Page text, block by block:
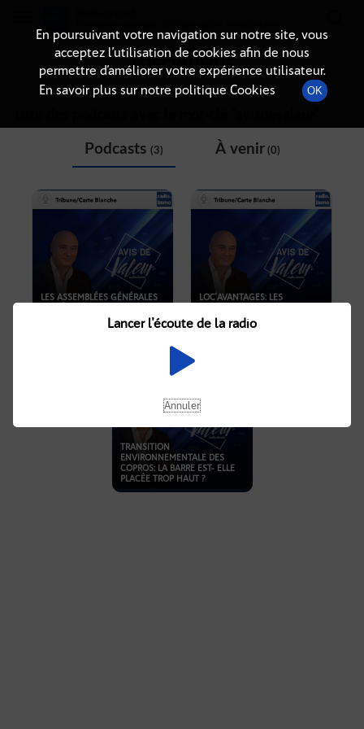
THÉMATIQUE
Podcasts (3) À venir(0)
LES ASSEMBLÉES GÉNÉRALES
ELLES UN PHANTASME ?
LOC’AVANTAGES: LES
SOLIDAIRES ?
TRANSITION
ENVIRONNEMENTALE DES
COPROS: LA BARRE EST- ELLE
PLACÉE TROP HAUT ?
En poursuivant votre navigation sur notre site, vous
acceptez l’utilisation de cookies afin de nous
permettre d’améliorer votre expérience utilisateur.
En savoir plus sur notre politique Cookies
OK
Lancer l'écoute de la radio
Annuler